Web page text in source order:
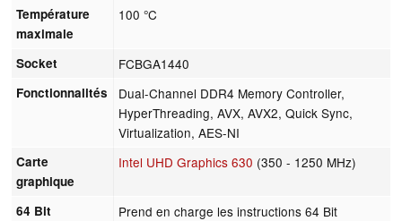
Température
maximale
100 °C
Socket FCBGA1440
Fonctionnalités
Dual-Channel DDR4 Memory Controller,
HyperThreading, AVX, AVX2, Quick Sync,
Virtualization, AES-NI
Carte
graphique
Intel UHD Graphics 630 (350 - 1250 MHz)
64 Bit Prend en charge les instructions 64 Bit